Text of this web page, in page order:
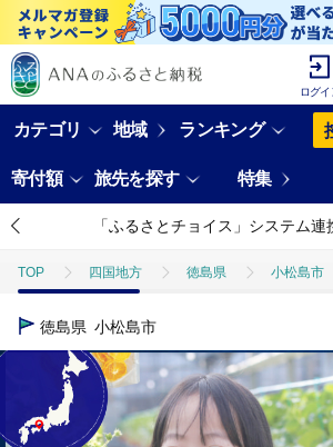
ログイ
カテゴリ 地域 ランキング
寄付額 旅先を探す 特集
「ふるさとチョイス」システム連
TOP 四国地方 徳島県 小松島市
TOP
徳島県 小松島市